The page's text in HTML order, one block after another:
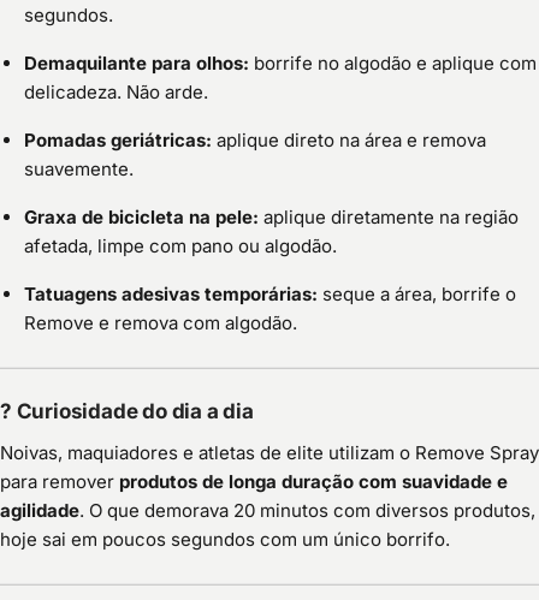
segundos.
Demaquilante para olhos: borrife no algodão e aplique com
delicadeza. Não arde.
Pomadas geriátricas: aplique direto na área e remova
suavemente.
Graxa de bicicleta na pele: aplique diretamente na região
afetada, limpe com pano ou algodão.
Tatuagens adesivas temporárias: seque a área, borrife o
Remove e remova com algodão.
? Curiosidade do dia a dia
Noivas, maquiadores e atletas de elite utilizam o Remove Spray
para remover produtos de longa duração com suavidade e
agilidade. O que demorava 20 minutos com diversos produtos,
hoje sai em poucos segundos com um único borrifo.